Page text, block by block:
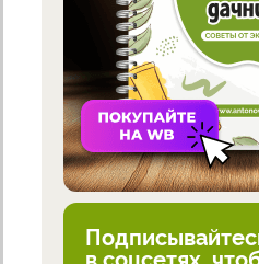
в соцсетях,